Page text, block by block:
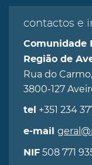
contactos e
Comunidade
Região de
Rua do
3800-127
tel +351 234
e-mail
NIF 508 771